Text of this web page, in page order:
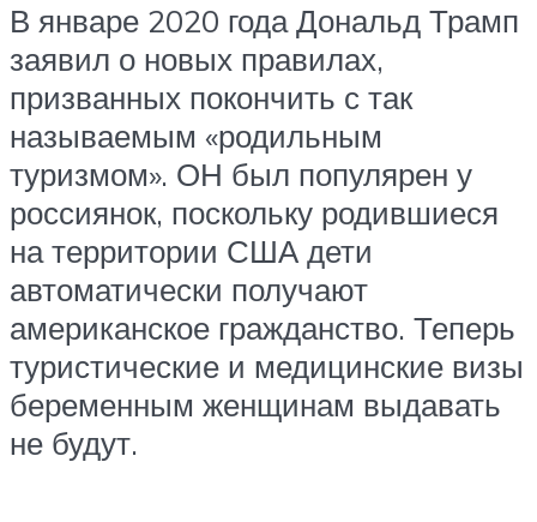
В январе 2020 года Дональд Трамп
заявил о новых правилах,
призванных покончить с так
называемым «родильным
туризмом». ОН был популярен у
россиянок, поскольку родившиеся
на территории США дети
автоматически получают
американское гражданство. Теперь
туристические и медицинские визы
беременным женщинам выдавать
не будут.